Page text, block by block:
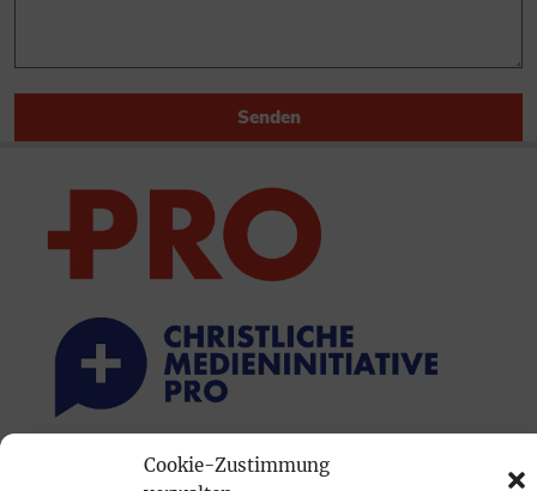
Cookie-Zustimmung
Senden
PRINTAUSGABE